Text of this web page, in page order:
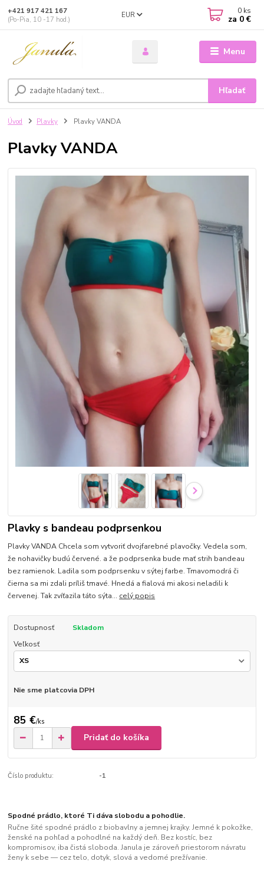
Menu
EUR
Hľadať
+421 917 421 167
(Po-Pia, 10 -17 hod.)
0 ks
za 0 €
Úvod Plavky Plavky VANDA
Plavky VANDA
Plavky s bandeau podprsenkou
Plavky VANDA Chcela som vytvoriť dvojfarebné plavočky. Vedela som,
že nohavičky budú červené. a že podprsenka bude mať strih bandeau
bez ramienok. Ladila som podprsenku v sýtej farbe. Tmavomodrá či
čierna sa mi zdali príliš tmavé. Hnedá a fialová mi akosi neladili k
červenej. Tak zvíťazila táto sýta... celý popis
Dostupnosť
Skladom
Veľkosť
Nie sme platcovia DPH
85 €/ks
Pridať do košíka
Číslo produktu: -1
Spodné prádlo, ktoré Ti dáva slobodu a pohodlie.
Ručne šité spodné prádlo z biobavlny a jemnej krajky. Jemné k pokožke,
ženské na pohľad a pohodlné na každý deň. Bez kostíc, bez
kompromisov, iba čistá sloboda. Janula je zároveň priestorom návratu
ženy k sebe — cez telo, dotyk, slová a vedomé prežívanie.